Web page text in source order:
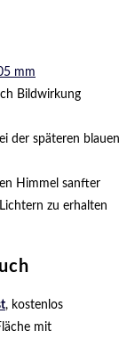
mm
Bildwirkung
der späteren blauen
Himmel sanfter
zu erhalten
, kostenlos
mit